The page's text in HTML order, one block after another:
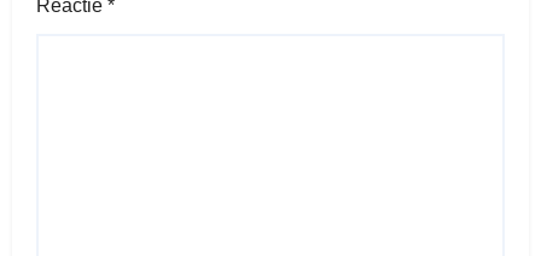
Reactie *